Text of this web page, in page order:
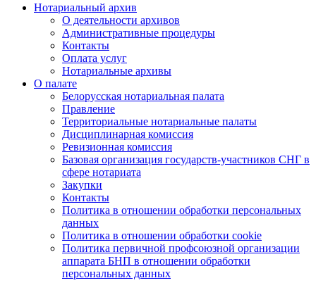
Нотариальный архив
О деятельности архивов
Административные процедуры
Контакты
Оплата услуг
Нотариальные архивы
О палате
Белорусская нотариальная палата
Правление
Территориальные нотариальные палаты
Дисциплинарная комиссия
Ревизионная комиссия
Базовая организация государств-участников СНГ в
сфере нотариата
Закупки
Контакты
Политика в отношении обработки персональных
данных
Политика в отношении обработки cookie
Политика первичной профсоюзной организации
аппарата БНП в отношении обработки
персональных данных